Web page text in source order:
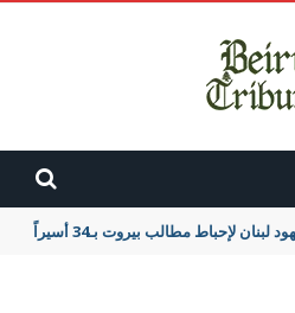
لإحباط مطالب بيروت بـ34 أسيراً